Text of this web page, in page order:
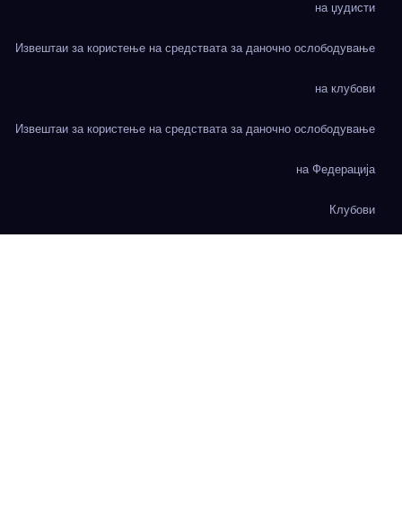
на џудисти
Извештаи за користење на средствата за даночно ослободување
на клубови
Извештаи за користење на средствата за даночно ослободување
на Федерација
Клубови